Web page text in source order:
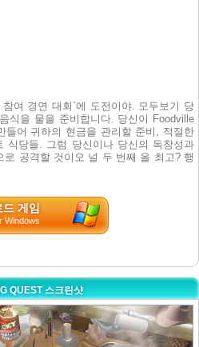
여 경연 대회`에 도전이야. 모두보기 당
식을 물을 준비합니다. 당신이 Foodville
들어 귀하의 현금을 관리할 준비, 적절한
식당들. 그럼 당신이나 당신의 독창성과
공격할 것이오 널 두 번째 올 최고? 행
드 게임
Windows
QUEST 스크린샷